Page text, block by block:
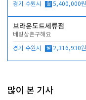
경기 수원시 월 5,400,000원
브라운도트세류점
베팅삼촌구해요
경기 수원시 월 2,316,930원
많이 본 기사